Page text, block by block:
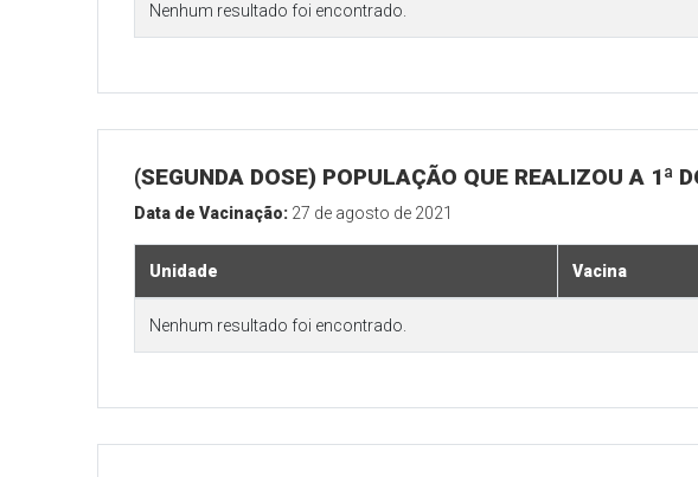
Nenhum resultado foi encontrado.
(SEGUNDA DOSE) POPULAÇÃO QUE REALIZOU A
Data de Vacinação: 27 de agosto de 2021
Unidade Vacina
Nenhum resultado foi encontrado.